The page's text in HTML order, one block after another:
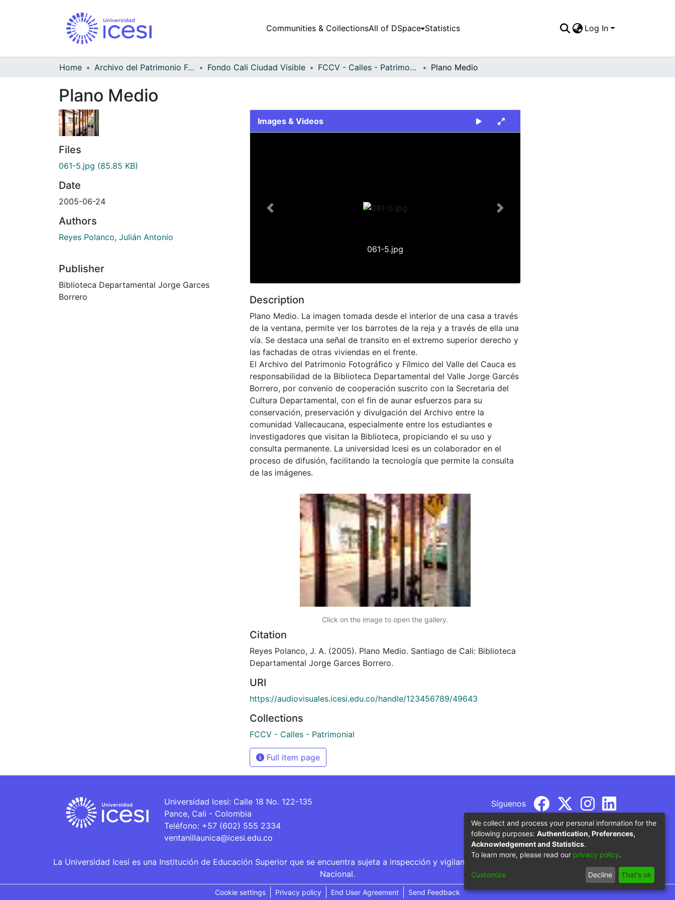
Communities & CollectionsAll of DSpace Statistics Log In
Home Archivo del Patrimonio Fotográfico y Fílmico del Valle del Cauca Fondo Cali Ciudad Visible FCCV - Calles - Patrimonial Plano Medio
Plano Medio
Files
061-5.jpg (85.85 KB)
Date
2005-06-24
Authors
Reyes Polanco, Julián Antonio
Publisher
Biblioteca Departamental Jorge Garces
Borrero
Images & Videos
061-5.jpg
Previous Next
Description
Plano Medio. La imagen tomada desde el interior de una casa a través
de la ventana, permite ver los barrotes de la reja y a través de ella una
vía. Se destaca una señal de transito en el extremo superior derecho y
las fachadas de otras viviendas en el frente.
El Archivo del Patrimonio Fotográfico y Fílmico del Valle del Cauca es
responsabilidad de la Biblioteca Departamental del Valle Jorge Garcés
Borrero, por convenio de cooperación suscrito con la Secretaria del
Cultura Departamental, con el fin de aunar esfuerzos para su
conservación, preservación y divulgación del Archivo entre la
comunidad Vallecaucana, especialmente entre los estudiantes e
investigadores que visitan la Biblioteca, propiciando el su uso y
consulta permanente. La universidad Icesi es un colaborador en el
proceso de difusión, facilitando la tecnología que permite la consulta
de las imágenes.
Click on the image to open the gallery.
Citation
Reyes Polanco, J. A. (2005). Plano Medio. Santiago de Cali: Biblioteca
Departamental Jorge Garces Borrero.
URI
https://audiovisuales.icesi.edu.co/handle/123456789/49643
Collections
FCCV - Calles - Patrimonial
Full item page
Universidad Icesi: Calle 18 No. 122-135
Pance, Cali - Colombia
Teléfono: +57 (602) 555 2334
ventanillaunica@icesi.edu.co
Síguenos
La Universidad Icesi es una Institución de Educación Superior que se encuentra sujeta a inspección y vigilancia por parte del Ministerio de Educación
Nacional.
Cookie settings Privacy policy End User Agreement Send Feedback
We collect and process your personal information for the
following purposes: Authentication, Preferences,
Acknowledgement and Statistics.
To learn more, please read our privacy policy.
Customize Decline That's ok